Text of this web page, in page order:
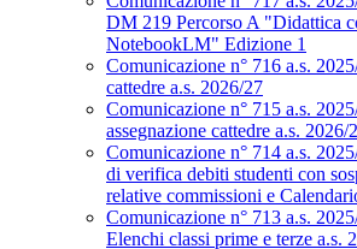
DM 219 Percorso A "Didattica
NotebookLM" Edizione 1
Comunicazione n° 716 a.s.
cattedre a.s. 2026/27
Comunicazione n° 715 a.s.
assegnazione cattedre a.s. 2026/
Comunicazione n° 714 a.s.
di verifica debiti studenti con
relative commissioni e
Comunicazione n° 713 a.s.
Elenchi classi prime e terze a.s.